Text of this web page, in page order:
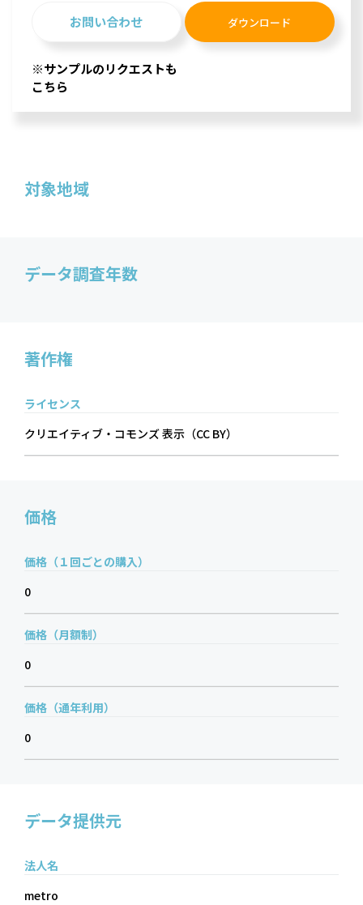
お問い合わせ
※サンプルのリクエストも
こちら
ダウンロード
対象地域
データ調査年数
著作権
ライセンス
クリエイティブ・コモンズ 表示（CC BY）
価格
価格（１回ごとの購入）
0
価格（月額制）
0
価格（通年利用）
0
データ提供元
法人名
metro